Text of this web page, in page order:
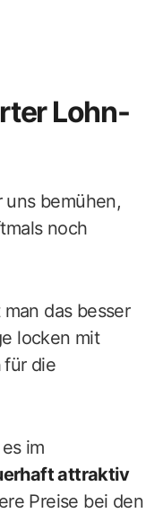
Lohn-
uns bemühen,
noch
das besser
locken mit
für die
im
attraktiv
Preise bei den